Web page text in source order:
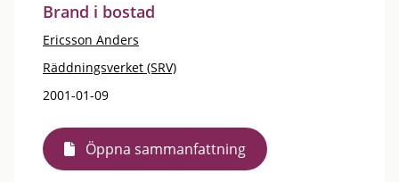
Brand i bostad
Ericsson Anders
Räddningsverket (SRV)
2001-01-09
Öppna sammanfattning